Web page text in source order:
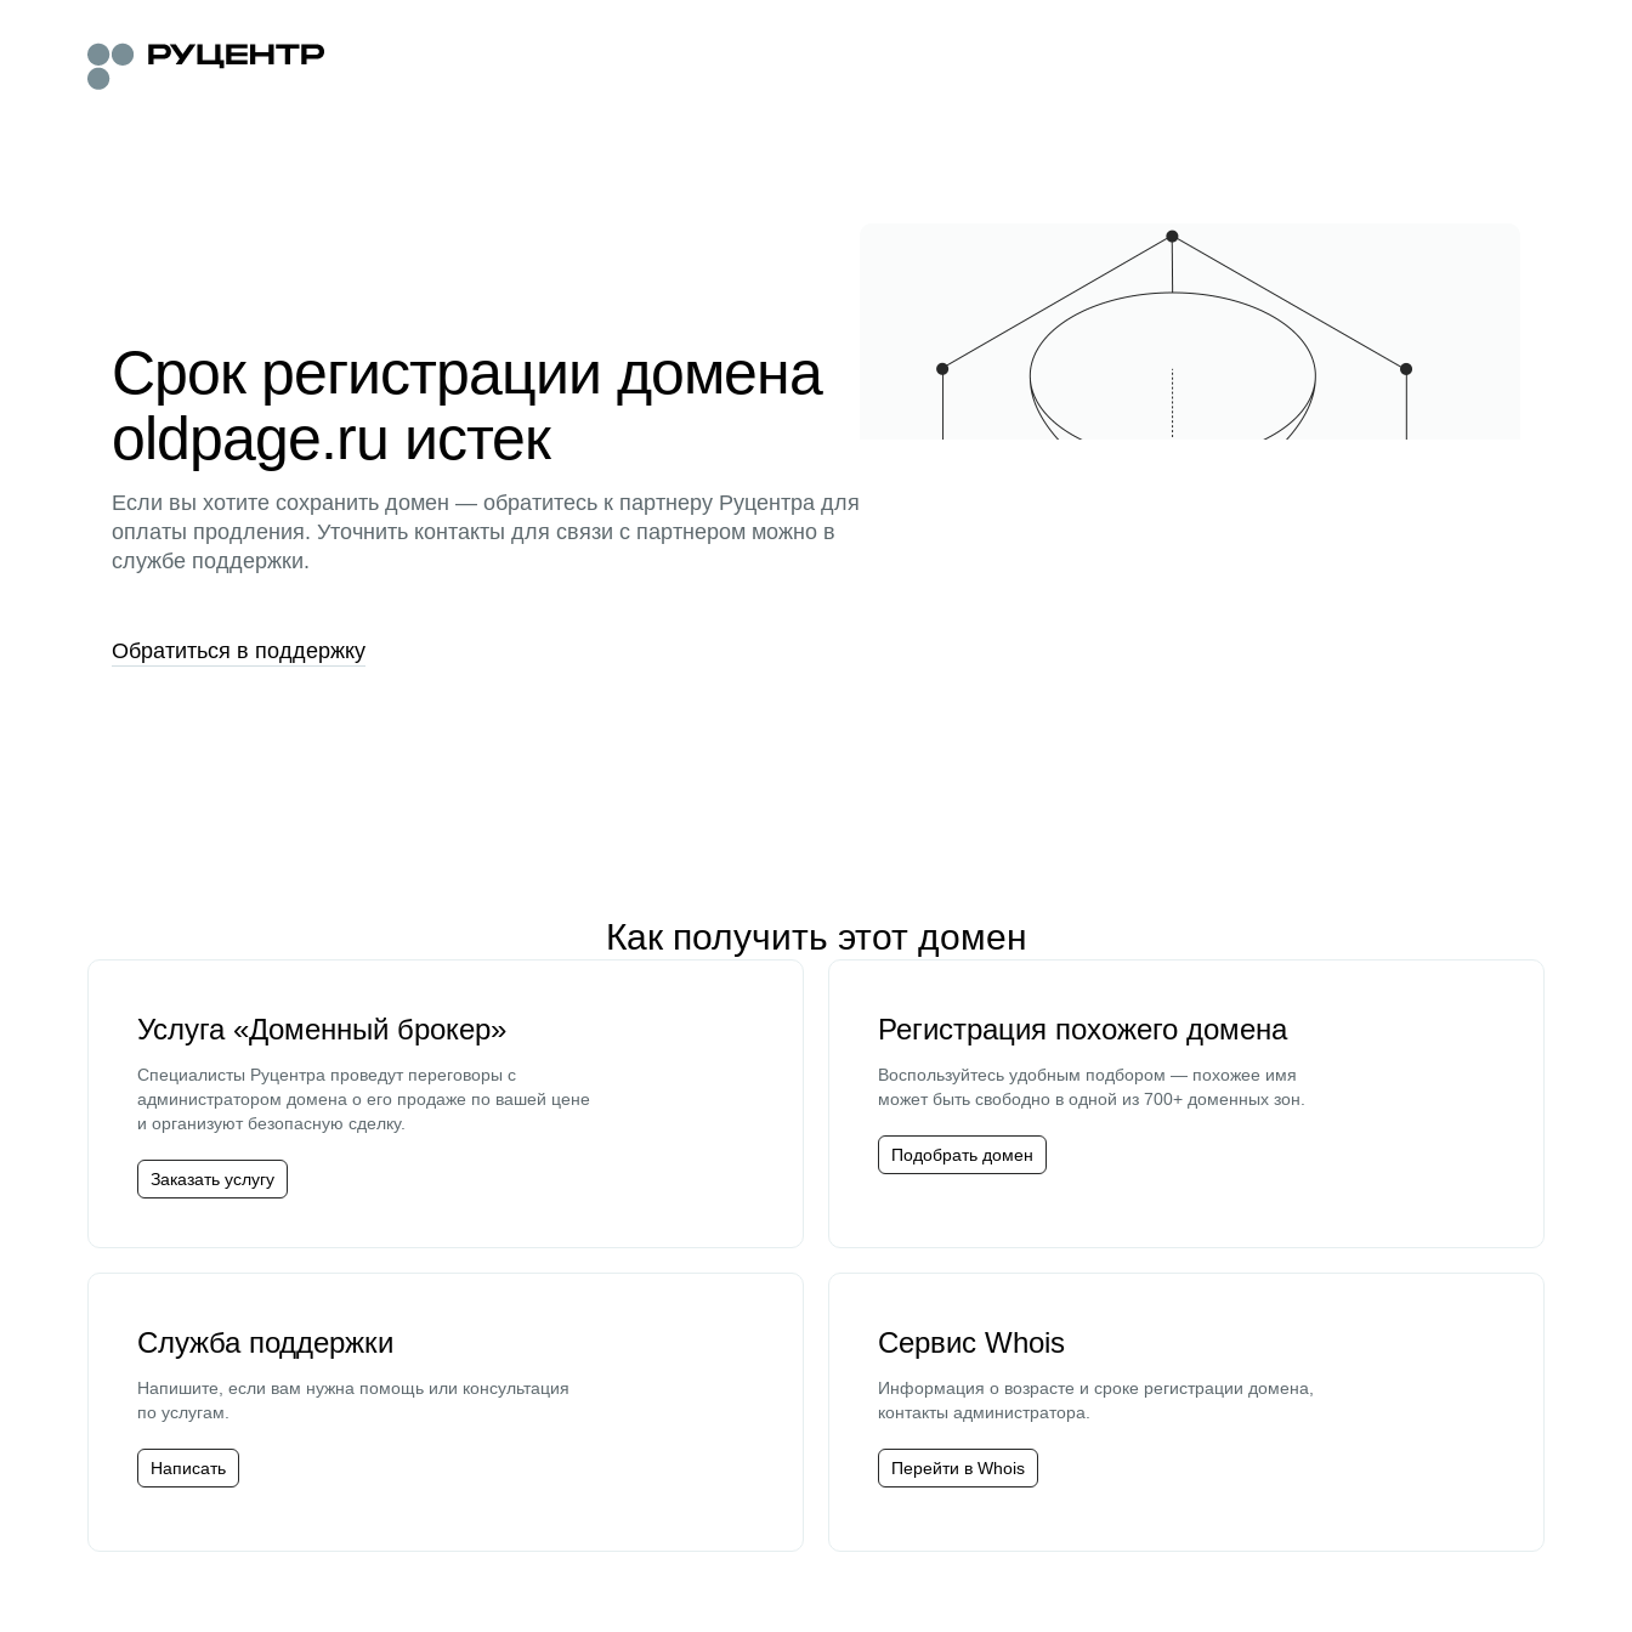
Срок регистрации домена
oldpage.ru истек
Если вы хотите сохранить домен — обратитесь к партнеру Руцентра для
оплаты продления. Уточнить контакты для связи с партнером можно в
службе поддержки.
Обратиться в поддержку
Как получить этот домен
Услуга «Доменный брокер»
Специалисты Руцентра проведут переговоры с
администратором домена о его продаже по вашей цене
и организуют безопасную сделку.
Заказать услугу
Регистрация похожего домена
Воспользуйтесь удобным подбором — похожее имя
может быть свободно в одной из 700+ доменных зон.
Подобрать домен
Служба поддержки
Напишите, если вам нужна помощь или консультация
по услугам.
Написать
Сервис Whois
Информация о возрасте и сроке регистрации домена,
контакты администратора.
Перейти в Whois